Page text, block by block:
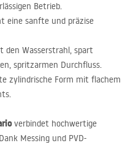
Betrieb.
eine sanfte und präzise
Wasserstrahl, spart
spritzarmen Durchfluss.
zylindrische Form mit flachem
verbindet hochwertige
Messing und PVD-